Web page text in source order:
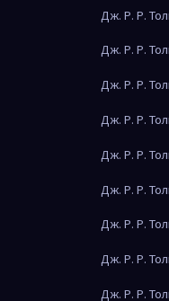
Дж. Р. Р.
Дж. Р. Р.
Дж. Р. Р.
Дж. Р. Р.
Дж. Р. Р.
Дж. Р. Р.
Дж. Р. Р.
Дж. Р. Р.
Дж. Р. Р.